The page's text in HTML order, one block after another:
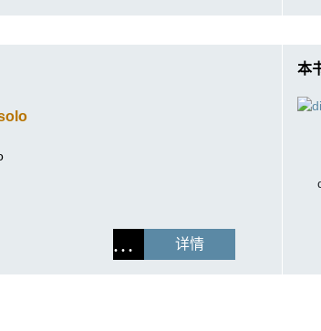
详情
本